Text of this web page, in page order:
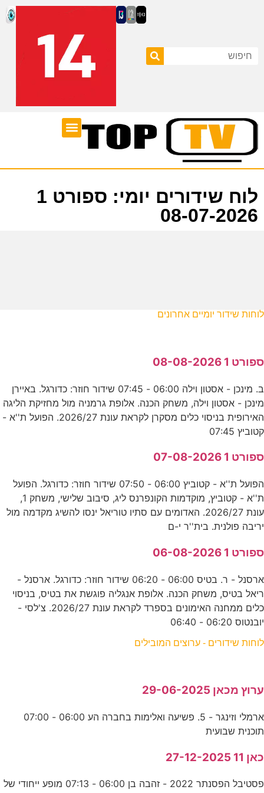
לוח שידורים יומי: ספורט 1
08-07-2026
לוחות שידור יומיים אחרונים
ספורט 1 08-08-2026
ב. מינכן - אסטון וילה 06:00 - 07:45 שידור חוזר: כדורגל. באיירן
מינכן - אסטון וילה, משחק הכנה. אלופת גרמניה מול מחזיקת הליגה
האירופית בניסוי כלים מסקרן לקראת עונת 2026/27. הפועל ת''א -
קטוביץ 07:45
ספורט 1 07-08-2026
הפועל ת''א - קטוביץ 06:00 - 07:50 שידור חוזר: כדורגל. הפועל
ת''א - קטוביץ, מוקדמות הקונפרנס ליג, סיבוב שלישי, משחק 1,
עונת 2026/27. האדומים עם סתיו טוריאל ינסו להשיג מקדמה מול
יריבה פולנית. בית''ר י-ם
ספורט 1 06-08-2026
ארסנל - ר. בטיס 06:00 - 06:20 שידור חוזר: כדורגל. ארסנל -
ריאל בטיס, משחק הכנה. אלופת אנגליה פוגשת את בטיס, בניסוי
כלים ממחנה האימונים בספרד לקראת עונת 2026/27. צ'לסי -
יובנטוס 06:20 - 06:40
לוחות שידורים - ערוצים המובילים
ערוץ מכאן 29-06-2025
ארמלי וזינגר - 5. פשיעה ואלימות בחברה הע 06:00 - 07:00
תוכנית שבועית
כאן 11 27-12-2025
פסטיבל הפסנתר 2022 - זהבה בן 06:00 - 07:13 מופע ייחודי של